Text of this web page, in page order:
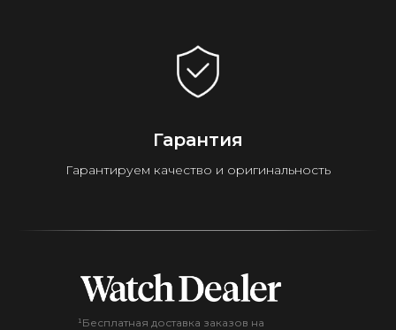
Гарантия
Гарантируем качество и оригинальность
¹Бесплатная доставка заказов на